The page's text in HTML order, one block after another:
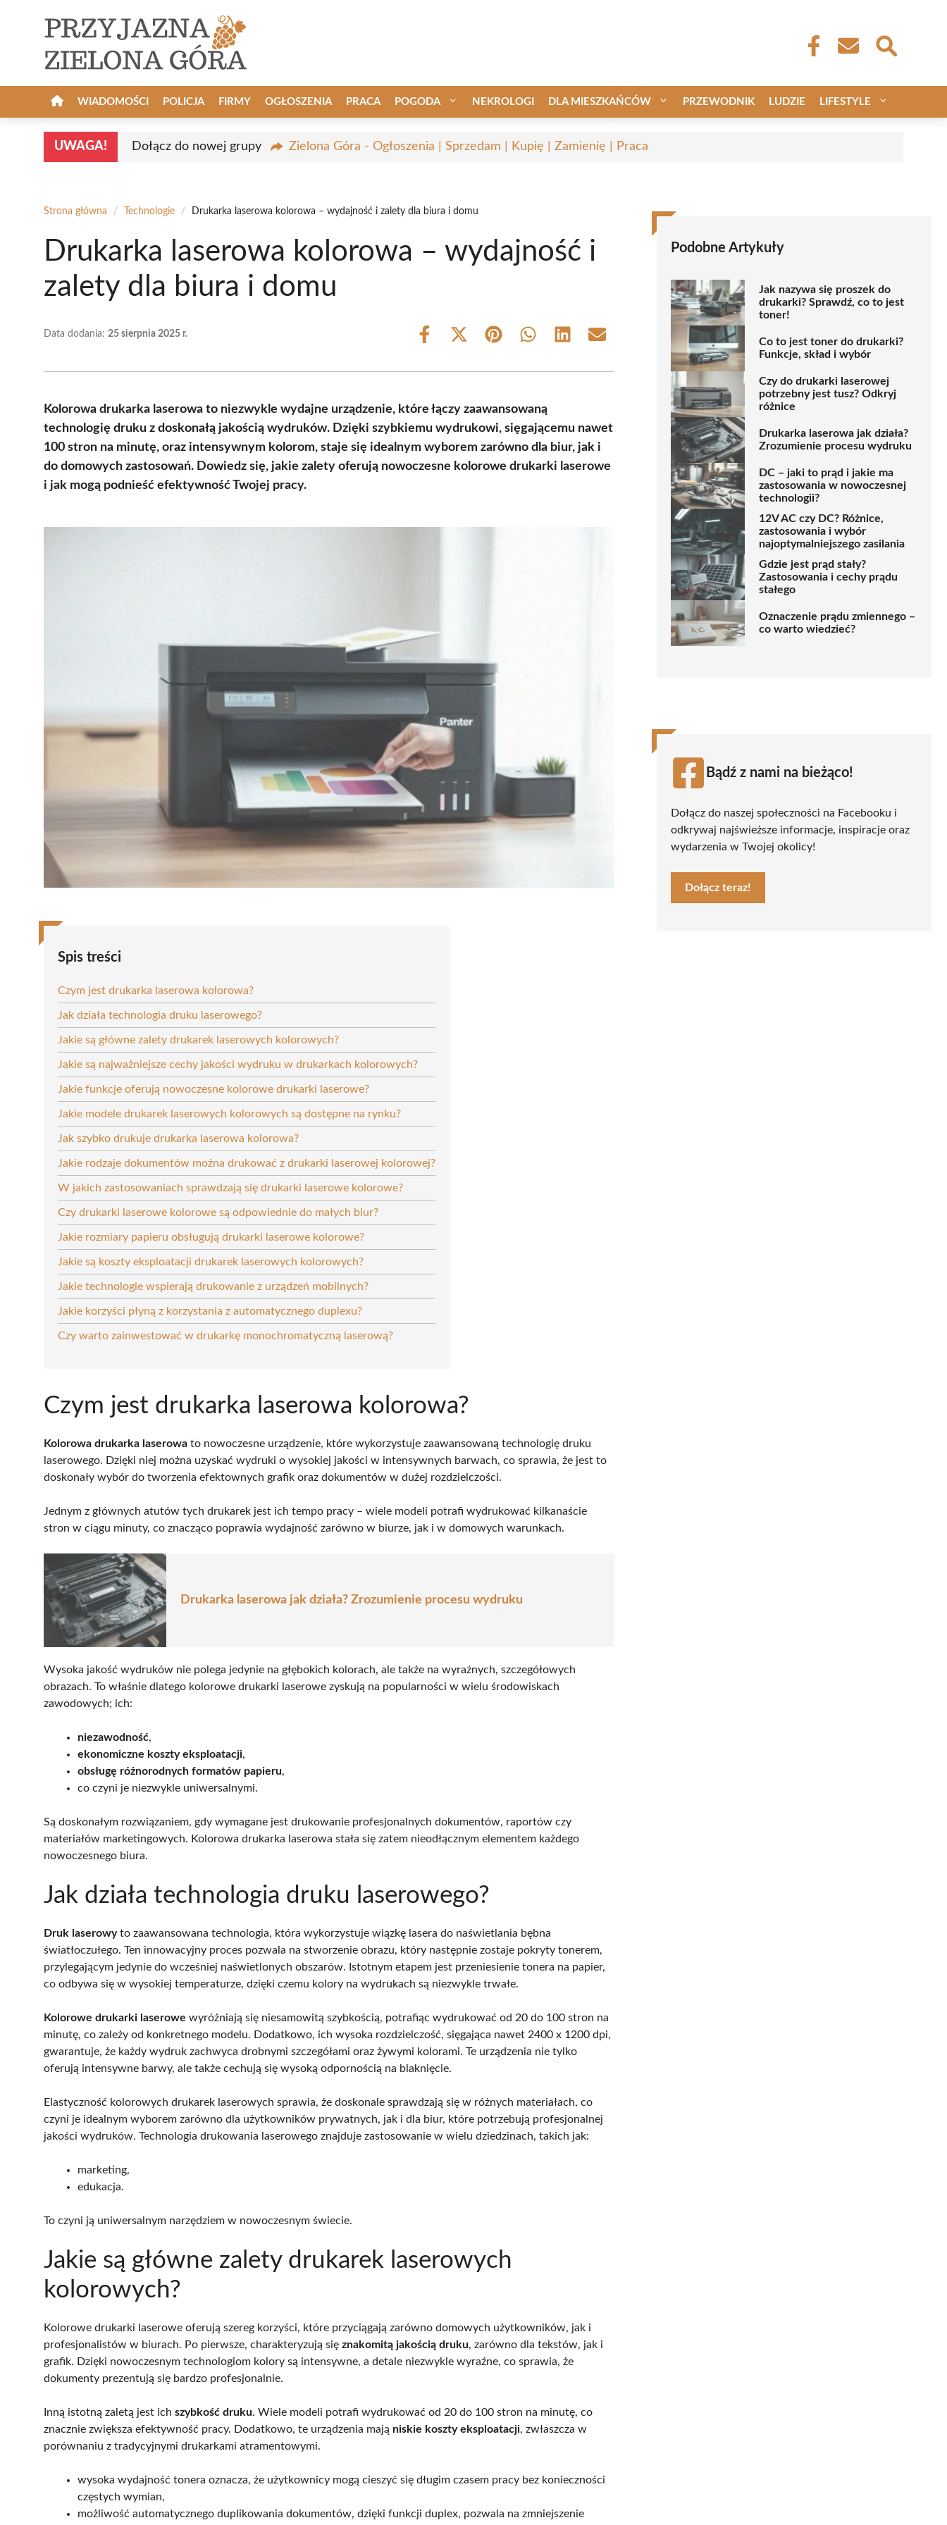
WIADOMOŚCI POLICJA FIRMY OGŁOSZENIA PRACA POGODA NEKROLOGI DLA MIESZKAŃCÓW PRZEWODNIK LUDZIE LIFESTYLE
UWAGA! Dołącz do nowej grupy Zielona Góra - Ogłoszenia | Sprzedam | Kupię | Zamienię | Praca
Strona główna / Technologie / Drukarka laserowa kolorowa – wydajność i zalety dla biura i domu
Drukarka laserowa kolorowa – wydajność i
zalety dla biura i domu
Data dodania: 25 sierpnia 2025 r.
Share
Share
(Twitter)
Share Share Share Share
Kolorowa drukarka laserowa to niezwykle wydajne urządzenie, które łączy zaawansowaną
technologię druku z doskonałą jakością wydruków. Dzięki szybkiemu wydrukowi, sięgającemu nawet
100 stron na minutę, oraz intensywnym kolorom, staje się idealnym wyborem zarówno dla biur, jak i
do domowych zastosowań. Dowiedz się, jakie zalety oferują nowoczesne kolorowe drukarki laserowe
i jak mogą podnieść efektywność Twojej pracy.
Spis treści
Czym jest drukarka laserowa kolorowa?
Jak działa technologia druku laserowego?
Jakie są główne zalety drukarek laserowych kolorowych?
Jakie są najważniejsze cechy jakości wydruku w drukarkach kolorowych?
Jakie funkcje oferują nowoczesne kolorowe drukarki laserowe?
Jakie modele drukarek laserowych kolorowych są dostępne na rynku?
Jak szybko drukuje drukarka laserowa kolorowa?
Jakie rodzaje dokumentów można drukować z drukarki laserowej kolorowej?
W jakich zastosowaniach sprawdzają się drukarki laserowe kolorowe?
Czy drukarki laserowe kolorowe są odpowiednie do małych biur?
Jakie rozmiary papieru obsługują drukarki laserowe kolorowe?
Jakie są koszty eksploatacji drukarek laserowych kolorowych?
Jakie technologie wspierają drukowanie z urządzeń mobilnych?
Jakie korzyści płyną z korzystania z automatycznego duplexu?
Czy warto zainwestować w drukarkę monochromatyczną laserową?
Czym jest drukarka laserowa kolorowa?
Kolorowa drukarka laserowa to nowoczesne urządzenie, które wykorzystuje zaawansowaną technologię druku
laserowego. Dzięki niej można uzyskać wydruki o wysokiej jakości w intensywnych barwach, co sprawia, że jest to
doskonały wybór do tworzenia efektownych grafik oraz dokumentów w dużej rozdzielczości.
Jednym z głównych atutów tych drukarek jest ich tempo pracy – wiele modeli potrafi wydrukować kilkanaście
stron w ciągu minuty, co znacząco poprawia wydajność zarówno w biurze, jak i w domowych warunkach.
Drukarka laserowa jak działa? Zrozumienie procesu wydruku
Wysoka jakość wydruków nie polega jedynie na głębokich kolorach, ale także na wyraźnych, szczegółowych
obrazach. To właśnie dlatego kolorowe drukarki laserowe zyskują na popularności w wielu środowiskach
zawodowych; ich:
niezawodność,
ekonomiczne koszty eksploatacji,
obsługę różnorodnych formatów papieru,
co czyni je niezwykle uniwersalnymi.
Są doskonałym rozwiązaniem, gdy wymagane jest drukowanie profesjonalnych dokumentów, raportów czy
materiałów marketingowych. Kolorowa drukarka laserowa stała się zatem nieodłącznym elementem każdego
nowoczesnego biura.
Jak działa technologia druku laserowego?
Druk laserowyto zaawansowana technologia, która wykorzystuje wiązkę lasera do naświetlania bębna
światłoczułego. Ten innowacyjny proces pozwala na stworzenie obrazu, który następnie zostaje pokryty tonerem,
przylegającym jedynie do wcześniej naświetlonych obszarów. Istotnym etapem jest przeniesienie tonera na papier,
co odbywa się w wysokiej temperaturze, dzięki czemu kolory na wydrukach są niezwykle trwałe.
Kolorowe drukarki laserowe wyróżniają się niesamowitą szybkością, potrafiąc wydrukować od 20 do 100 stron na
minutę, co zależy od konkretnego modelu. Dodatkowo, ich wysoka rozdzielczość, sięgająca nawet 2400 x 1200 dpi,
gwarantuje, że każdy wydruk zachwyca drobnymi szczegółami oraz żywymi kolorami. Te urządzenia nie tylko
oferują intensywne barwy, ale także cechują się wysoką odpornością na blaknięcie.
Elastyczność kolorowych drukarek laserowych sprawia, że doskonale sprawdzają się w różnych materiałach, co
czyni je idealnym wyborem zarówno dla użytkowników prywatnych, jak i dla biur, które potrzebują profesjonalnej
jakości wydruków. Technologia drukowania laserowego znajduje zastosowanie w wielu dziedzinach, takich jak:
marketing,
edukacja.
To czyni ją uniwersalnym narzędziem w nowoczesnym świecie.
Jakie są główne zalety drukarek laserowych
kolorowych?
Kolorowe drukarki laserowe oferują szereg korzyści, które przyciągają zarówno domowych użytkowników, jak i
profesjonalistów w biurach. Po pierwsze, charakteryzują się znakomitą jakością druku, zarówno dla tekstów, jak i
grafik. Dzięki nowoczesnym technologiom kolory są intensywne, a detale niezwykle wyraźne, co sprawia, że
dokumenty prezentują się bardzo profesjonalnie.
Inną istotną zaletą jest ich szybkość druku. Wiele modeli potrafi wydrukować od 20 do 100 stron na minutę, co
znacznie zwiększa efektywność pracy. Dodatkowo, te urządzenia mają niskie koszty eksploatacji, zwłaszcza w
porównaniu z tradycyjnymi drukarkami atramentowymi.
wysoka wydajność tonera oznacza, że użytkownicy mogą cieszyć się długim czasem pracy bez konieczności
częstych wymian,
możliwość automatycznego duplikowania dokumentów, dzięki funkcji duplex, pozwala na zmniejszenie
Podobne Artykuły
Jak nazywa się proszek do
drukarki? Sprawdź, co to jest
toner!
Co to jest toner do drukarki?
Funkcje, skład i wybór
Czy do drukarki laserowej
potrzebny jest tusz? Odkryj
różnice
Drukarka laserowa jak działa?
Zrozumienie procesu wydruku
DC – jaki to prąd i jakie ma
zastosowania w nowoczesnej
technologii?
12V AC czy DC? Różnice,
zastosowania i wybór
najoptymalniejszego zasilania
Gdzie jest prąd stały?
Zastosowania i cechy prądu
stałego
Oznaczenie prądu zmiennego –
co warto wiedzieć?
Bądź z nami na bieżąco!
Dołącz do naszej społeczności na Facebooku i
odkrywaj najświeższe informacje, inspiracje oraz
wydarzenia w Twojej okolicy!
Dołącz teraz!